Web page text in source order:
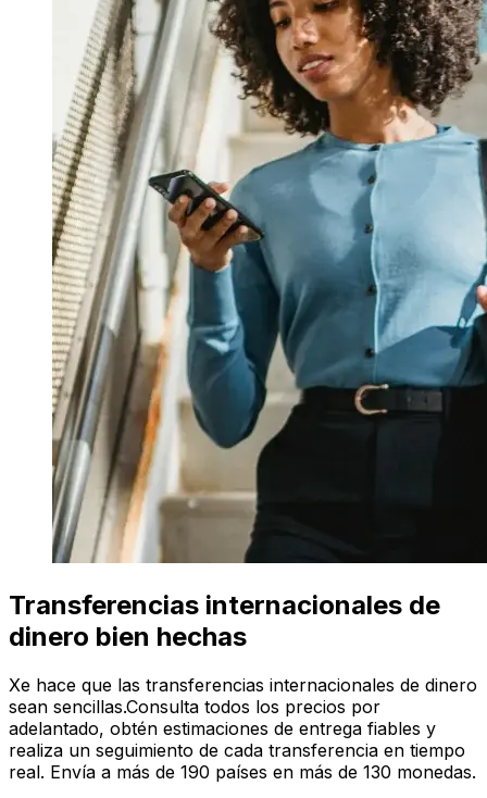
Transferencias internacionales de
dinero bien hechas
Xe hace que las transferencias internacionales de dinero
sean sencillas.Consulta todos los precios por
adelantado, obtén estimaciones de entrega fiables y
realiza un seguimiento de cada transferencia en tiempo
real. Envía a más de 190 países en más de 130 monedas.